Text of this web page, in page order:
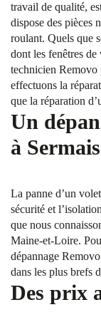
travail de qualité,
dispose des pièces
roulant. Quels que
dont les fenêtres
technicien Removo
effectuons la
que la réparation
Un
à
La panne d’un
sécurité et
que nous
Maine-et-Loire.
dépannage
dans les plus brefs
Des prix